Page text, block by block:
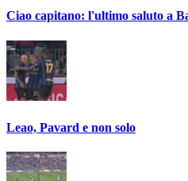
Ciao capitano: l'ultimo saluto a
Leao, Pavard e non solo